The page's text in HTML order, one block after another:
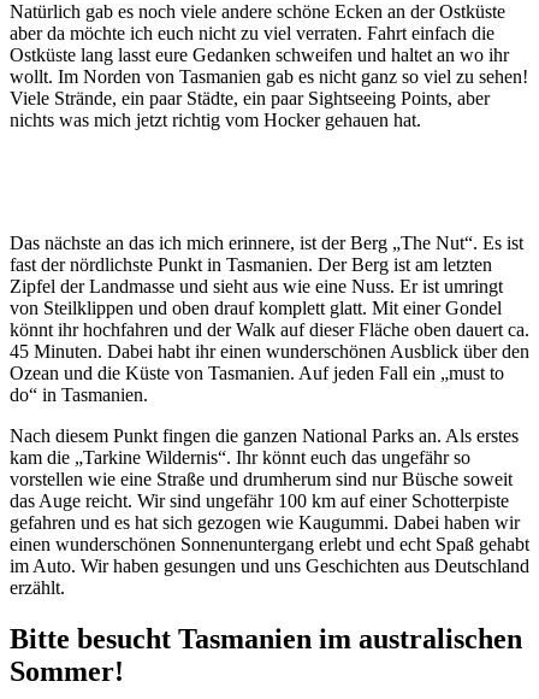
Natürlich gab es noch viele andere schöne Ecken an der Ostküste
aber da möchte ich euch nicht zu viel verraten. Fahrt einfach die
Ostküste lang lasst eure Gedanken schweifen und haltet an wo ihr
wollt. Im Norden von Tasmanien gab es nicht ganz so viel zu sehen!
Viele Strände, ein paar Städte, ein paar Sightseeing Points, aber
nichts was mich jetzt richtig vom Hocker gehauen hat.
Das nächste an das ich mich erinnere, ist der Berg „The Nut“. Es ist
fast der nördlichste Punkt in Tasmanien. Der Berg ist am letzten
Zipfel der Landmasse und sieht aus wie eine Nuss. Er ist umringt
von Steilklippen und oben drauf komplett glatt. Mit einer Gondel
könnt ihr hochfahren und der Walk auf dieser Fläche oben dauert ca.
45 Minuten. Dabei habt ihr einen wunderschönen Ausblick über den
Ozean und die Küste von Tasmanien. Auf jeden Fall ein „must to
do“ in Tasmanien.
Nach diesem Punkt fingen die ganzen National Parks an. Als erstes
kam die „Tarkine Wildernis“. Ihr könnt euch das ungefähr so
vorstellen wie eine Straße und drumherum sind nur Büsche soweit
das Auge reicht. Wir sind ungefähr 100 km auf einer Schotterpiste
gefahren und es hat sich gezogen wie Kaugummi. Dabei haben wir
einen wunderschönen Sonnenuntergang erlebt und echt Spaß gehabt
im Auto. Wir haben gesungen und uns Geschichten aus Deutschland
erzählt.
Bitte besucht Tasmanien im australischen
Sommer!